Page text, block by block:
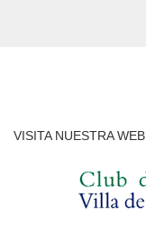
VISITA NUESTRA WEB